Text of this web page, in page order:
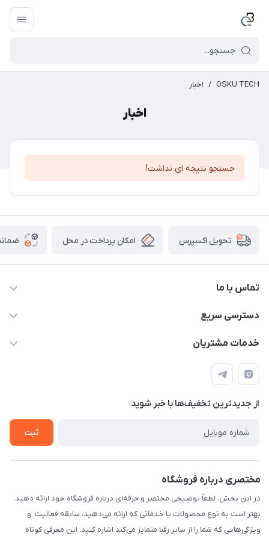
OSKU TECH
/ اخبار
اخبار
جستجو نتیجه ای نداشت!
تحویل اکسپرس امکان پرداخت در محل
تماس با ما
09003626362
دسترسی سریع
حساب کاربری
لیست محصولات
درباره ما
خدمات مشتریان
قوانین و مقررات
حریم خصوصی
راهنما
از جدید‌ترین تخفیف‌ها با‌ خبر شوید
ثبت
مختصری درباره فروشگاه
در این بخش، لطفاً توضیحی مختصر و حرفه‌ای درباره فروشگاه خود ارائه دهید.
بهتر است به نوع محصولات یا خدماتی که ارائه می‌دهید، سابقه فعالیت، و
ویژگی‌هایی که شما را از سایر رقبا متمایز می‌کند اشاره کنید. این معرفی کوتاه